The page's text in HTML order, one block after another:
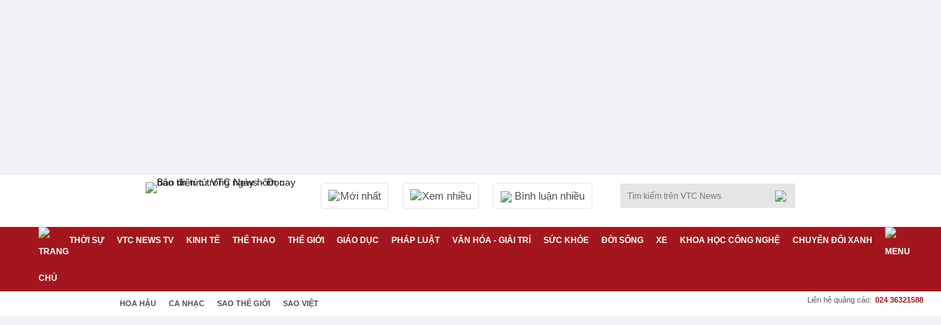
Mới nhất Xem nhiều Bình luận nhiều
THỜI SỰ VTC NEWS TV KINH TẾ THỂ THAO THẾ GIỚI GIÁO DỤC PHÁP LUẬT VĂN HÓA - GIẢI TRÍ SỨC KHỎE ĐỜI SỐNG XE KHOA HỌC CÔNG NGHỆ CHUYỂN ĐỔI XANH
HOA HẬU CA NHẠC SAO THẾ GIỚI SAO VIỆT Liên hệ quảng cáo: 024 36321588